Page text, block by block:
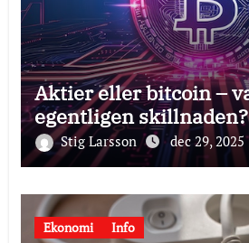
Aktier eller bitcoin –
egentligen skillnaden?
Stig Larsson dec 29, 2025
Ekonomi Info